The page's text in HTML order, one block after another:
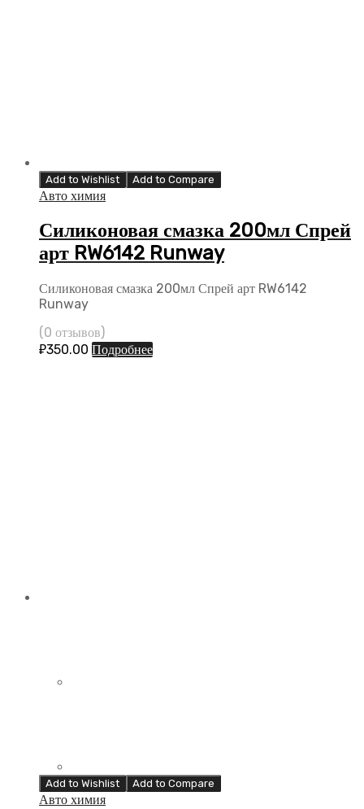
Add to Wishlist Add to Compare
Авто химия
Силиконовая смазка 200мл Спрей
арт RW6142 Runway
Силиконовая смазка 200мл Спрей арт RW6142
Runway
(0 отзывов)
₽350.00 Подробнее
Add to Wishlist Add to Compare
Авто химия